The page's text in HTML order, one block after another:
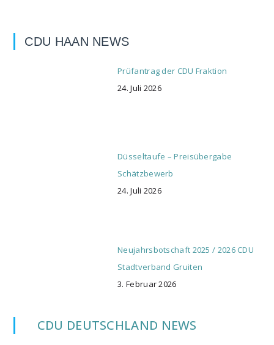
CDU HAAN NEWS
Prüfantrag der CDU Fraktion
24. Juli 2026
Düsseltaufe – Preisübergabe
Schätzbewerb
24. Juli 2026
Neujahrsbotschaft 2025 / 2026 CDU
Stadtverband Gruiten
3. Februar 2026
CDU DEUTSCHLAND NEWS